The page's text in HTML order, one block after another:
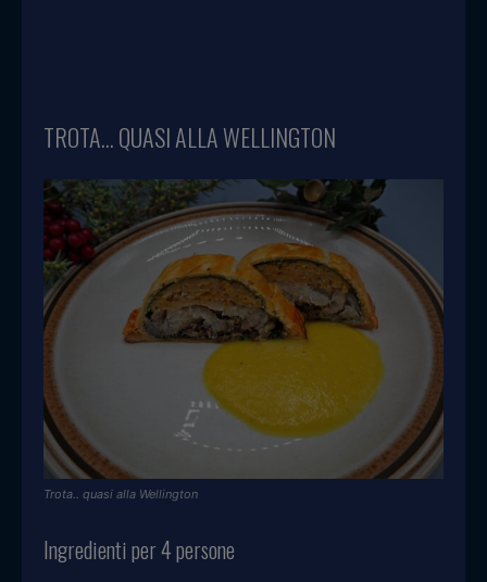
TROTA… QUASI ALLA WELLINGTON
Trota.. quasi alla Wellington
Ingredienti per 4 persone